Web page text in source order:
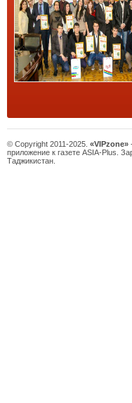
© Copyright 2011-2025. «VIPzone»
приложение к газете ASIA-Plus.
Таджикистан.